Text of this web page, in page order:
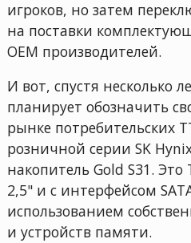
игроков, но затем
на поставки
OEM производителей.
И вот, спустя несколько
планирует обозначить
рынке потребительских
розничной серии SK
накопитель Gold S31.
2,5" и с интерфейсом
использованием
и устройств памяти.